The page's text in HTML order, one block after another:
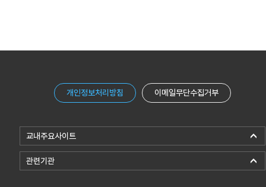
개인정보처리방침 이메일무단수집거부
교내주요사이트
관련기관